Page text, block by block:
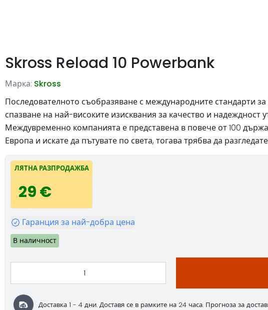
Skross Reload 10 Powerbank
Марка: Skross
Последователното съобразяване с международните стандарти
спазване на най-високите изисквания за качество и
Междувременно компанията е представена в повече от 100
Европа и искате да пътувате по света, тогава трябва да
ЛЯТНА РАЗПРОДАЖБА
29 €
Гаранция за най-добра цена
В наличност
Доставка 1 - 4 дни. Доставя се в рамките на 24 часа. Прогноза за